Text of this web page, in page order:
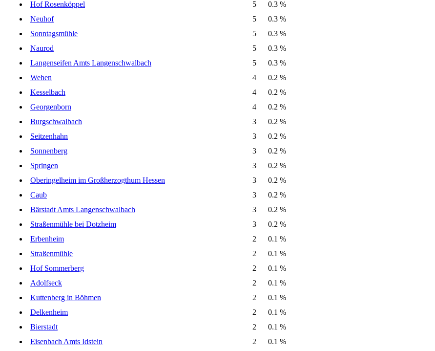
Hof Rosenköppel
5
0.3 %
Neuhof
5
0.3 %
Sonntagsmühle
5
0.3 %
Naurod
5
0.3 %
Langenseifen Amts Langenschwalbach
5
0.3 %
Wehen
4
0.2 %
Kesselbach
4
0.2 %
Georgenborn
4
0.2 %
Burgschwalbach
3
0.2 %
Seitzenhahn
3
0.2 %
Sonnenberg
3
0.2 %
Springen
3
0.2 %
Oberingelheim im Großherzogthum Hessen
3
0.2 %
Caub
3
0.2 %
Bärstadt Amts Langenschwalbach
3
0.2 %
Straßenmühle bei Dotzheim
3
0.2 %
Erbenheim
2
0.1 %
Straßenmühle
2
0.1 %
Hof Sommerberg
2
0.1 %
Adolfseck
2
0.1 %
Kuttenberg in Böhmen
2
0.1 %
Delkenheim
2
0.1 %
Bierstadt
2
0.1 %
Eisenbach Amts Idstein
2
0.1 %